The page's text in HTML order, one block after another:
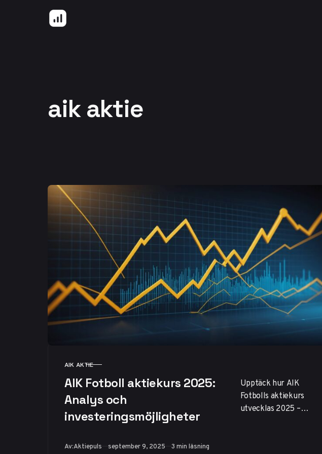
Hoppa till innehåll
aik aktie
KATEGORI
AIK AKTIE
AIK Fotboll aktiekurs 2025:
Analys och
investeringsmöjligheter
Upptäck hur AIK
Fotbolls aktiekurs
utvecklas 2025 –
Av:Aktiepuls Publicerad
september 9, 2025 3 min läsning